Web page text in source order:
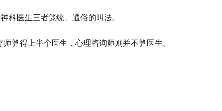
科医生三者笼统、通俗的叫法。
算得上半个医生，心理咨询师则并不算医生。